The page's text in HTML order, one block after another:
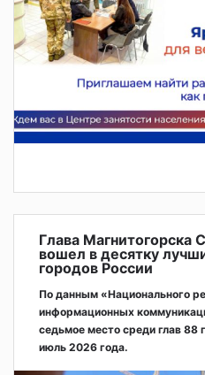
Глава Магнитогорска
вошел в десятку
городов России
По данным «Национального
информационных
седьмое место среди глав 88
июль 2026 года.